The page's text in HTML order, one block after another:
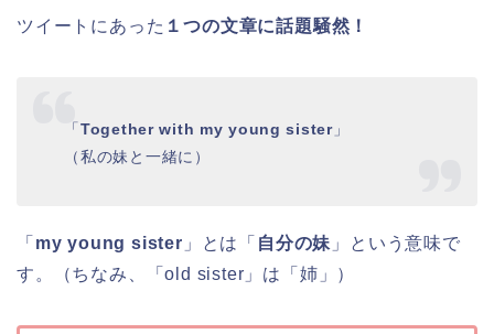
ツイートにあった １つの文章に話題騒然！
「 Together with my young sister」
（私の妹と一緒に）
「 my young sister 」とは「 自分の妹 」という意味で
す。（ちなみ、「old sister」は「姉」）